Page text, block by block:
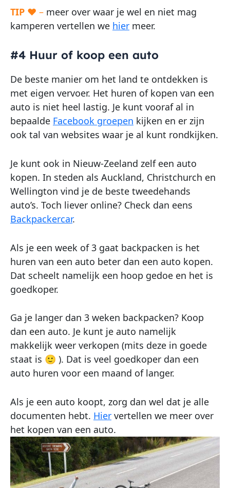
TIP ♥ – meer over waar je wel en niet mag
kamperen vertellen we hier meer.
#4 Huur of koop een auto
De beste manier om het land te ontdekken is
met eigen vervoer. Het huren of kopen van een
auto is niet heel lastig. Je kunt vooraf al in
bepaalde Facebook groepen kijken en er zijn
ook tal van websites waar je al kunt rondkijken.
Je kunt ook in Nieuw-Zeeland zelf een auto
kopen. In steden als Auckland, Christchurch en
Wellington vind je de beste tweedehands
auto’s. Toch liever online? Check dan eens
Backpackercar.
Als je een week of 3 gaat backpacken is het
huren van een auto beter dan een auto kopen.
Dat scheelt namelijk een hoop gedoe en het is
goedkoper.
Ga je langer dan 3 weken backpacken? Koop
dan een auto. Je kunt je auto namelijk
makkelijk weer verkopen (mits deze in goede
staat is 🙂 ). Dat is veel goedkoper dan een
auto huren voor een maand of langer.
Als je een auto koopt, zorg dan wel dat je alle
documenten hebt. Hier vertellen we meer over
het kopen van een auto.